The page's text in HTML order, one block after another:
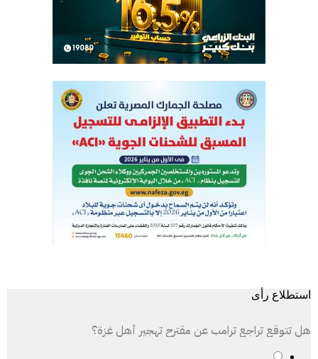
استطلاع رأى
هل تتوقع تراجع ترامب عن مقترح تهجير أهل غزة؟